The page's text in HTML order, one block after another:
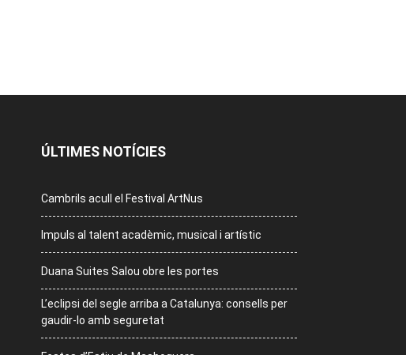
ÚLTIMES NOTÍCIES
Cambrils acull el Festival ArtNus
Impuls al talent acadèmic, musical i artístic
Duana Suites Salou obre les portes
L’eclipsi del segle arriba a Catalunya: consells per
gaudir-lo amb seguretat